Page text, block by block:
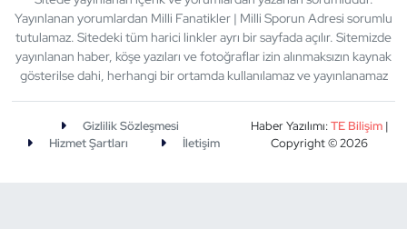
Yayınlanan yorumlardan Milli Fanatikler | Milli Sporun Adresi sorumlu
tutulamaz. Sitedeki tüm harici linkler ayrı bir sayfada açılır. Sitemizde
yayınlanan haber, köşe yazıları ve fotoğraflar izin alınmaksızın kaynak
gösterilse dahi, herhangi bir ortamda kullanılamaz ve yayınlanamaz
Gizlilik Sözleşmesi
Hizmet Şartları
İletişim
Haber Yazılımı:TE Bilişim|
Copyright © 2026